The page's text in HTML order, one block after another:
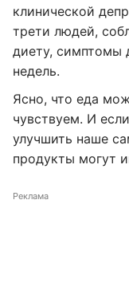
клинической
трети людей,
диету, симптомы
недель.
Ясно, что еда
чувствуем. И
улучшить наше
продукты могут
Реклама